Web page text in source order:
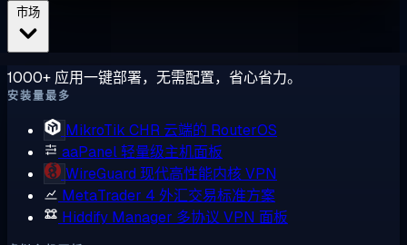
1000+ 应用一键部署，无需配置，省心省力。
安装量最多
MikroTik CHR 云端的 RouterOS
aaPanel轻量级主机面板
WireGuard 现代高性能内核 VPN
MetaTrader 4 外汇交易标准方案
Hiddify Manager 多协议 VPN 面板